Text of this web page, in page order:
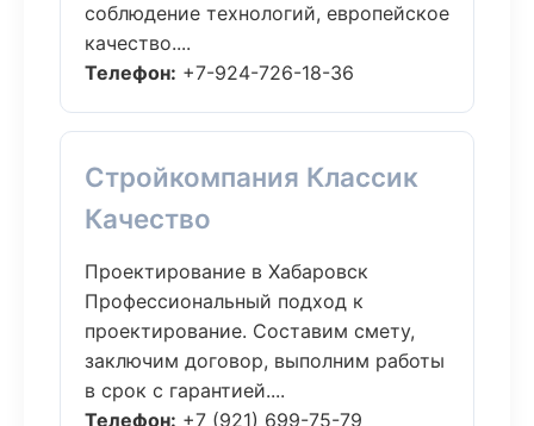
соблюдение технологий, европейское
качество....
Телефон: +7-924-726-18-36
Стройкомпания Классик
Качество
Проектирование в Хабаровск
Профессиональный подход к
проектирование. Составим смету,
заключим договор, выполним работы
в срок с гарантией....
Телефон: +7 (921) 699-75-79